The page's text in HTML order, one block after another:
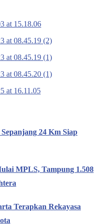
24 Km Siap
MPLS, Tampung 1.508
Terapkan Rekayasa